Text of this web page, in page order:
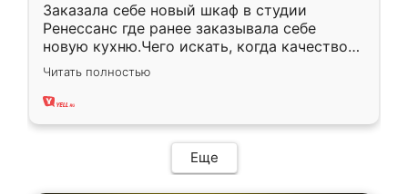
Заказала себе новый шкаф в студии
Ренессанс где ранее заказывала себе
новую кухню.Чего искать, когда качеством
вполне довольна. Служит кухня уже почти
два года, нареканий нет.
Читать полностью
Еще